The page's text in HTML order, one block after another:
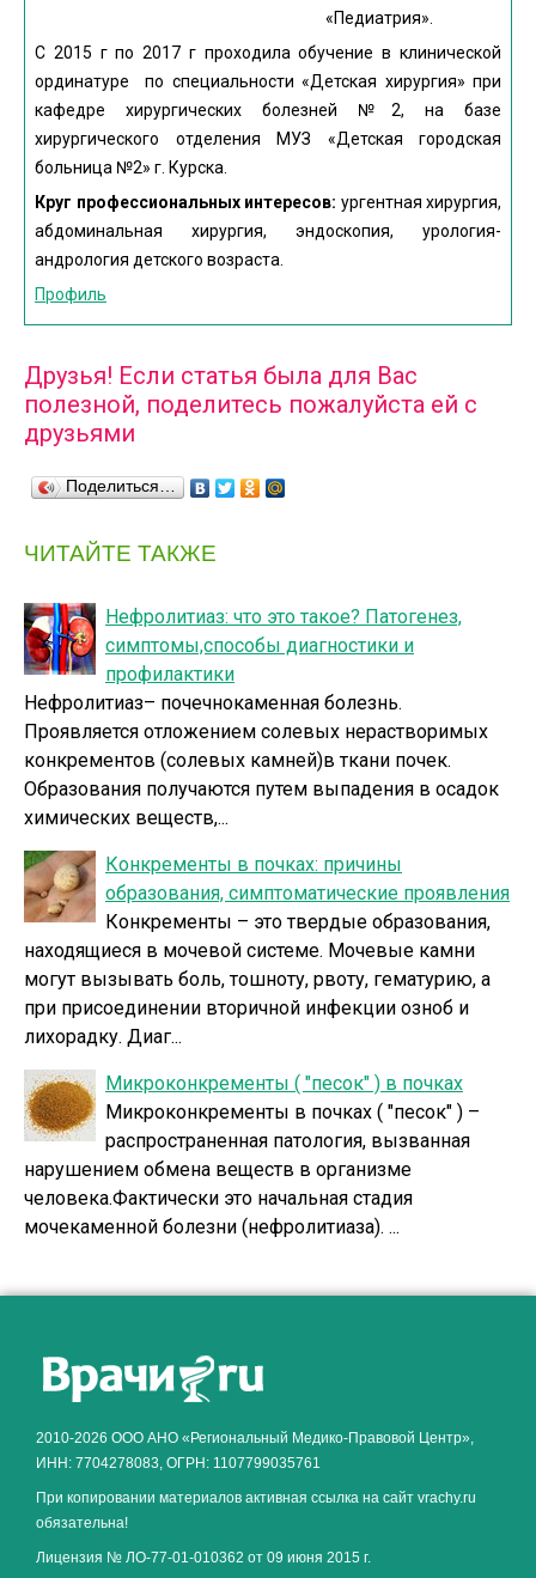
«Педиатрия».
С 2015 г по 2017 г проходила обучение в клинической
ординатуре по специальности «Детская хирургия» при
кафедре хирургических болезней №2, на базе
хирургического отделения МУЗ «Детская городская
больница №2» г. Курска.
Круг профессиональных интересов: ургентная хирургия,
абдоминальная хирургия, эндоскопия, урология-
андрология детского возраста.
Профиль
Друзья! Если статья была для Вас
полезной, поделитесь пожалуйста ей с
друзьями
Поделиться…
ЧИТАЙТЕ ТАКЖЕ
Нефролитиаз: что это такое? Патогенез,
симптомы,способы диагностики и
профилактики
Нефролитиаз– почечнокаменная болезнь.
Проявляется отложением солевых нерастворимых
конкрементов (солевых камней)в ткани почек.
Образования получаются путем выпадения в осадок
химических веществ,...
Конкременты в почках: причины
образования, симптоматические проявления
Конкременты – это твердые образования,
находящиеся в мочевой системе. Мочевые камни
могут вызывать боль, тошноту, рвоту, гематурию, а
при присоединении вторичной инфекции озноб и
лихорадку. Диаг...
Микроконкременты ( "песок" ) в почках
Микроконкременты в почках ( "песок" ) –
распространенная патология, вызванная
нарушением обмена веществ в организме
человека.Фактически это начальная стадия
мочекаменной болезни (нефролитиаза). ...
2010-2026 ООО АНО «Региональный Медико-Правовой Центр»,
ИНН: 7704278083, ОГРН: 1107799035761
При копировании материалов активная ссылка на сайт vrachy.ru
обязательна!
Лицензия № ЛО-77-01-010362 от 09 июня 2015 г.